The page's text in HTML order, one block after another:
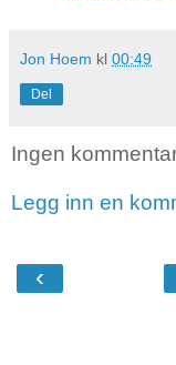
Jon Hoem kl 00:49
Del
Ingen
Legg inn en
‹